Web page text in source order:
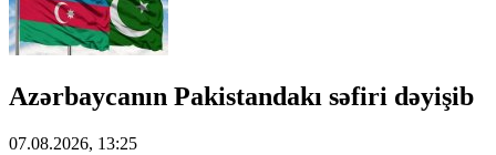
Azərbaycanın Pakistandakı səfiri dəyişib
07.08.2026, 13:25